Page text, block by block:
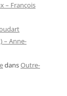
– François
– Anne-
dansOutre-